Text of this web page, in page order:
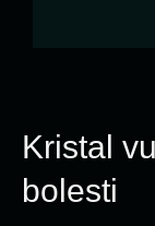
Kristal
bolesti